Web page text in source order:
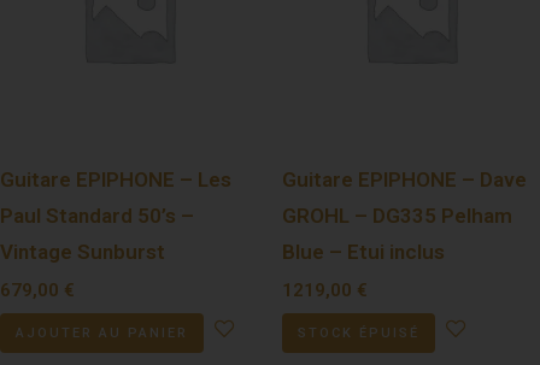
Guitare EPIPHONE – Les
Paul Standard 50’s –
Vintage Sunburst
679,00 €
AJOUTER AU PANIER
Guitare EPIPHONE – Dave
GROHL – DG335 Pelham
Blue – Etui inclus
1219,00 €
STOCK ÉPUISÉ